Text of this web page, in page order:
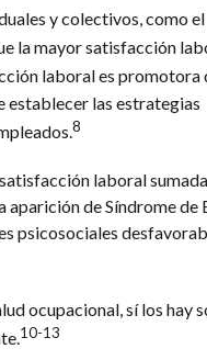
y colectivos, como el
la mayor satisfacción
laboral es promotora
establecer las estrategias
8
laboral
de Síndrome de
psicosociales
ocupacional, sí los hay
10-13